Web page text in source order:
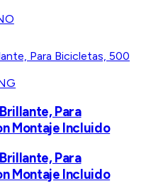
Para
Montaje Incluido
Para
Montaje Incluido